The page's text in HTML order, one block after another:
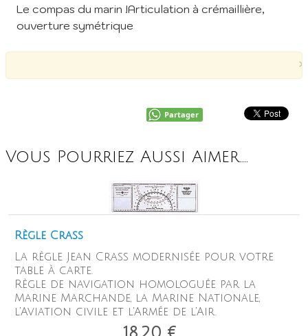
Le compas du marin !Articulation à crémaillière,
ouverture symétrique
×
Partager
Vous Pourriez Aussi Aimer....
Règle Crass
La règle Jean Crass modernisée pour votre
table à carte.
Règle de navigation homologuée par la
Marine Marchande, la Marine Nationale,
l'Aviation civile et l'Armée de l'Air.